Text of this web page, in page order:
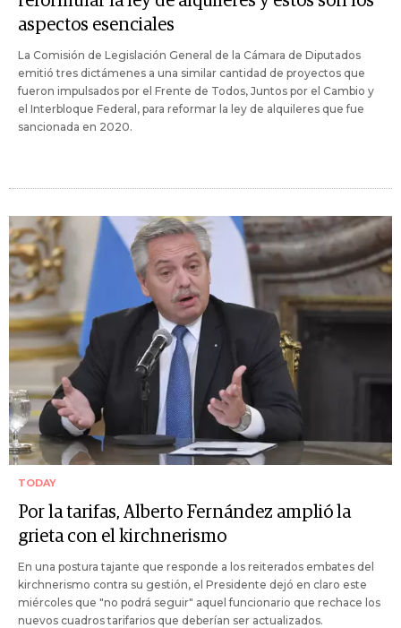
aspectos esenciales
La Comisión de Legislación General de la Cámara de Diputados
emitió tres dictámenes a una similar cantidad de proyectos que
fueron impulsados por el Frente de Todos, Juntos por el Cambio y
el Interbloque Federal, para reformar la ley de alquileres que fue
sancionada en 2020.
TODAY
Por la tarifas, Alberto Fernández amplió la
grieta con el kirchnerismo
En una postura tajante que responde a los reiterados embates del
kirchnerismo contra su gestión, el Presidente dejó en claro este
miércoles que "no podrá seguir" aquel funcionario que rechace los
nuevos cuadros tarifarios que deberían ser actualizados.